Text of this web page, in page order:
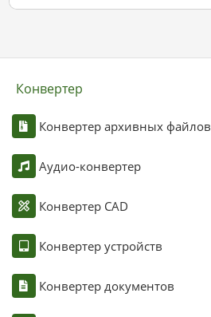
Конвертер
Конвертер архивных файлов
Аудио-конвертер
Конвертер CAD
Конвертер устройств
Конвертер документов